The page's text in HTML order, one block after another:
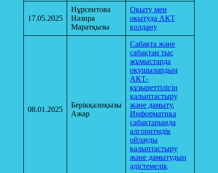
17.05.2025
Нұрсеитова
Нәзира
Маратқызы
Оқыту мен
оқытуда АКТ
қолдану
08.01.2025
Берікқалиқызы
Ажар
Сабақта және
сабақтан тыс
жұмыстарда
оқушылардың
АКТ-
құзыреттілігін
қалыптастыру
және дамыту.
Информатика
сабақтарында
алгоритмдік
ойлауды
қалыптастыру
және дамытудың
әдістемелік